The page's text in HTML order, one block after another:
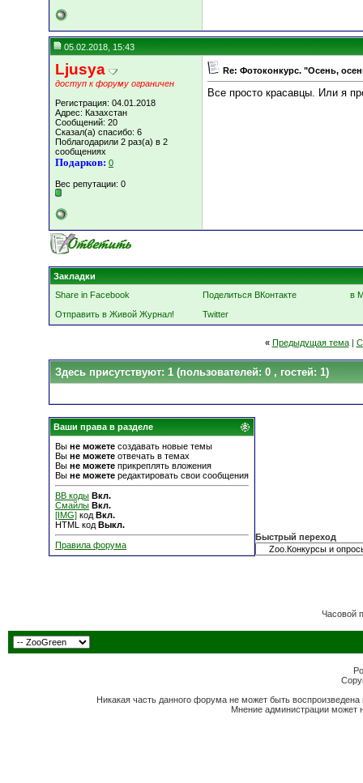
05.02.2018, 15:43
Ljusya
доступ к форуму ограничен
Регистрация: 04.01.2018
Адрес: Казахстан
Сообщений: 20
Сказал(а) спасибо: 6
Поблагодарили 2 раз(а) в 2
сообщениях
Подарков: 0
Вес репутации: 0
Re: Фотоконкурс. "Осень,
Все просто красавцы. Или я
Закладки
Share in Facebook
Поделиться ВКонтакте
в
Отправить в Живой Журнал!
Twitter
« Предыдущая тема|
Здесь присутствуют: 1 (пользователей: 0 , гостей: 1)
Ваши права в разделе
Вы не можете создавать новые темы
Вы не можете отвечать в темах
Вы не можете прикреплять вложения
Вы не можете редактировать свои сообщения
BB коды Вкл.
Смайлы Вкл.
[IMG] код Вкл.
HTML код Выкл.
Правила форума
Быстрый переход
Часовой
Никакая часть данного форума не может быть
Мнение администрации может